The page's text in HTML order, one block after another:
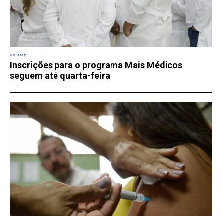
SAÚDE
Inscrições para o programa Mais Médicos
seguem até quarta-feira